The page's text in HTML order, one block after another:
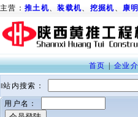
主营： 推土机、装载机、 挖掘机、 康
首页|企业
‖站内搜索：
用户名：